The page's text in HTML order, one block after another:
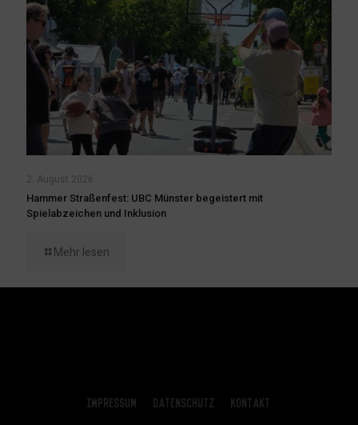
2. August 2026
Hammer Straßenfest: UBC Münster begeistert mit
Spielabzeichen und Inklusion
Mehr lesen
Impressum Datenschutz Kontakt